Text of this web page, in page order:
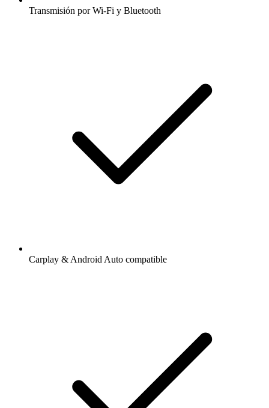
Transmisión por Wi-Fi y Bluetooth
Carplay & Android Auto compatible